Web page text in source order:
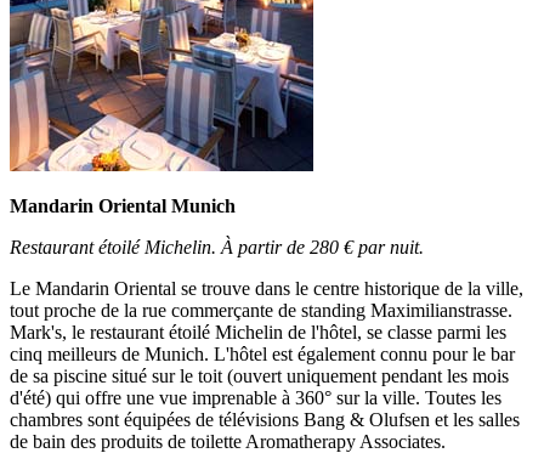
Mandarin Oriental Munich
Restaurant étoilé Michelin. À partir de 280 € par nuit.
Le Mandarin Oriental se trouve dans le centre historique de la ville,
tout proche de la rue commerçante de standing Maximilianstrasse.
Mark's, le restaurant étoilé Michelin de l'hôtel, se classe parmi les
cinq meilleurs de Munich. L'hôtel est également connu pour le bar
de sa piscine situé sur le toit (ouvert uniquement pendant les mois
d'été) qui offre une vue imprenable à 360° sur la ville. Toutes les
chambres sont équipées de télévisions Bang & Olufsen et les salles
de bain des produits de toilette Aromatherapy Associates.